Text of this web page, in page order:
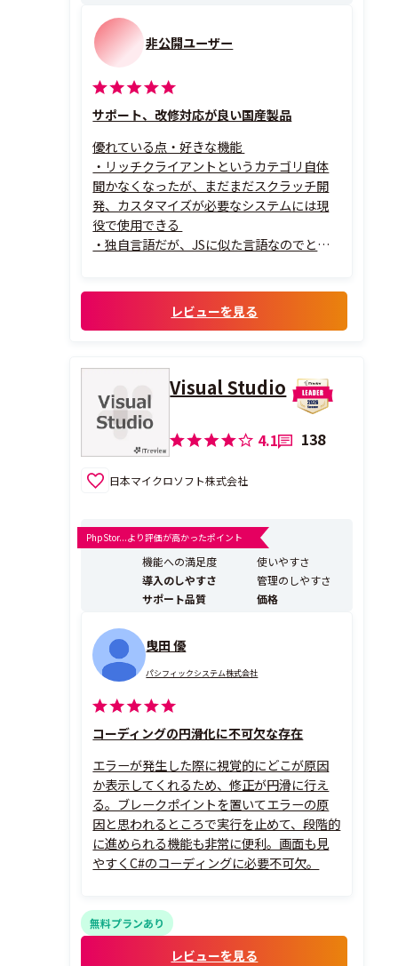
非公開ユーザー
サポート、改修対応が良い国産製品
優れている点・好きな機能
・リッチクライアントというカテゴリ自体
聞かなくなったが、まだまだスクラッチ開
発、カスタマイズが必要なシステムには現
役で使用できる
・独自言語だが、JSに似た言語なのでとっ
サービスを活用し、丁寧にレクチャしても
・Ｏ...
レビューを見る
Visual Studio
4.1 138
日本マイクロソフト株式会社
PhpStor...より評価が高かったポイント
機能への満足度
使いやすさ
導入のしやすさ
管理のしやすさ
サポート品質
価格
曳田 優
パシフィックシステム株式会社
コーディングの円滑化に不可欠な存在
エラーが発生した際に視覚的にどこが原因
か表示してくれるため、修正が円滑に行え
る。ブレークポイントを置いてエラーの原
因と思われるところで実行を止めて、段階的
に進められる機能も非常に便利。画面も見
やすくC#のコーディングに必要不可欠。
無料プランあり
レビューを見る